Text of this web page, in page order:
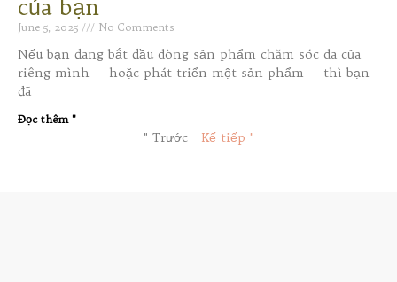
của bạn
June 5, 2025 No Comments
Nếu bạn đang bắt đầu dòng sản phẩm chăm sóc da của
riêng mình — hoặc phát triển một sản phẩm — thì bạn
đã
Đọc thêm "
" Trước Kế tiếp "